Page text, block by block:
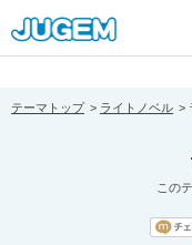
[pear_error:
prefix="" info=""]
テーマトップ ライトノベル
この